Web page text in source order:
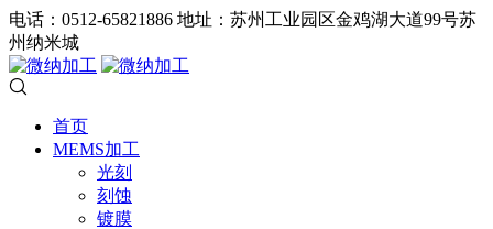
电话：0512-65821886 地址：苏州工业园区金鸡湖大道99号苏
州纳米城
首页
MEMS加工
光刻
刻蚀
镀膜